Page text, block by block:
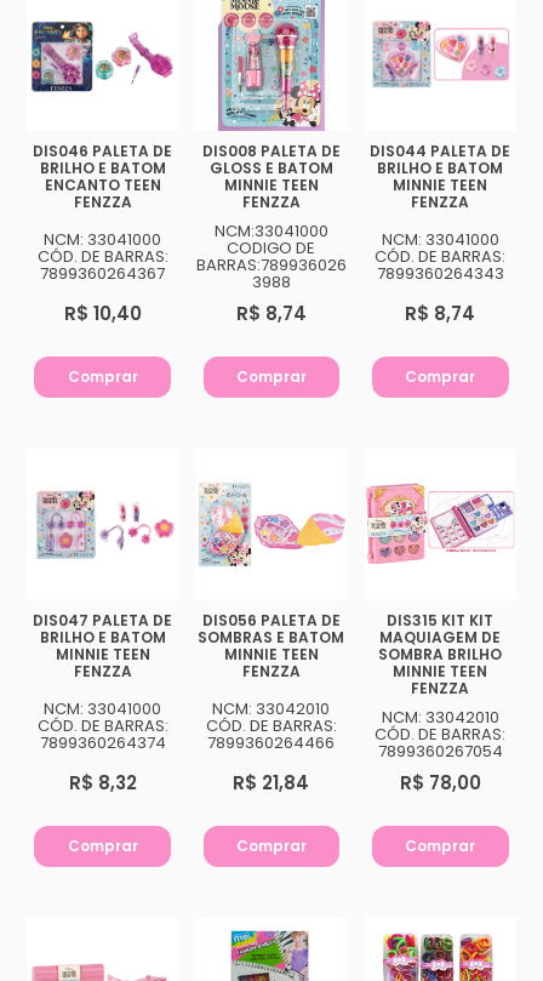
DIS046 PALETA DE
BRILHO E BATOM
ENCANTO TEEN
FENZZA
NCM: 33041000
CÓD. DE BARRAS:
7899360264367
R$ 10,40
Comprar
DIS008 PALETA DE
GLOSS E BATOM
MINNIE TEEN
FENZZA
NCM:33041000
CODIGO DE
BARRAS:789936026
3988
R$ 8,74
Comprar
DIS044 PALETA DE
BRILHO E BATOM
MINNIE TEEN
FENZZA
NCM: 33041000
CÓD. DE BARRAS:
7899360264343
R$ 8,74
Comprar
DIS047 PALETA DE
BRILHO E BATOM
MINNIE TEEN
FENZZA
NCM: 33041000
CÓD. DE BARRAS:
7899360264374
R$ 8,32
Comprar
DIS056 PALETA DE
SOMBRAS E BATOM
MINNIE TEEN
FENZZA
NCM: 33042010
CÓD. DE BARRAS:
7899360264466
R$ 21,84
Comprar
DIS315 KIT KIT
MAQUIAGEM DE
SOMBRA BRILHO
MINNIE TEEN
FENZZA
NCM: 33042010
CÓD. DE BARRAS:
7899360267054
R$ 78,00
Comprar